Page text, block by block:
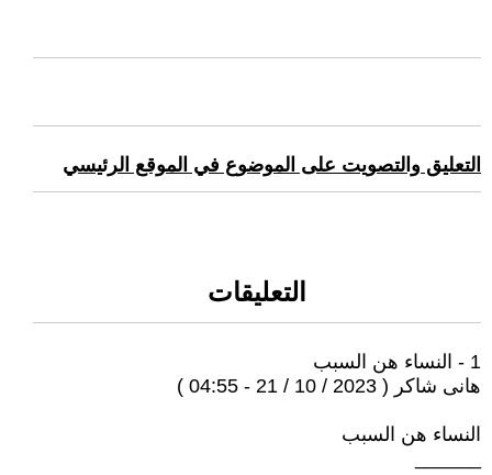
التعليق والتصويت على الموضوع في الموقع الرئيسي
التعليقات
1 - النساء هن السبب
هانى شاكر ( 2023 / 10 / 21 - 04:55 )
النساء هن السبب